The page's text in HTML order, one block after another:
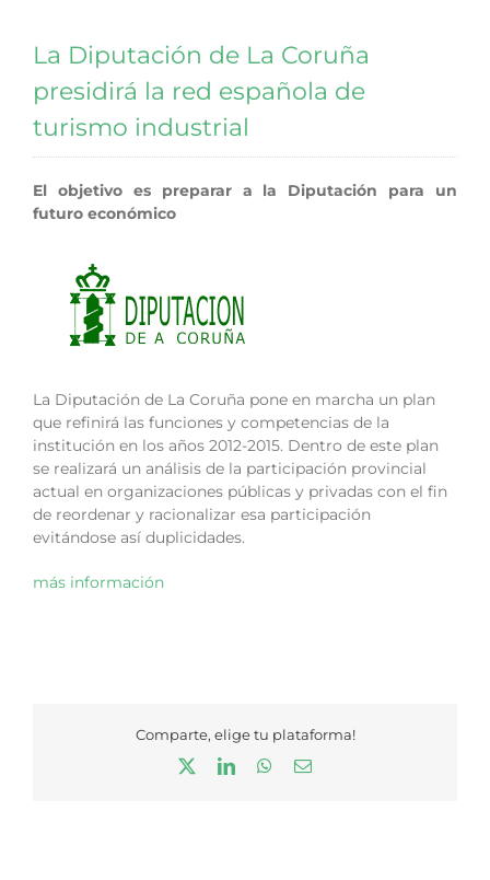
La Diputación de La Coruña
presidirá la red española de
turismo industrial
El objetivo es preparar a la Diputación para un
futuro económico
La Diputación de La Coruña pone en marcha un plan
que refinirá las funciones y competencias de la
institución en los años 2012-2015. Dentro de este plan
se realizará un análisis de la participación provincial
actual en organizaciones públicas y privadas con el fin
de reordenar y racionalizar esa participación
evitándose así duplicidades.
más información
Comparte, elige tu plataforma!
LinkedInWhatsApp
Correo